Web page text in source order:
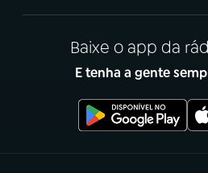
Baixe o app da
E tenha a gente